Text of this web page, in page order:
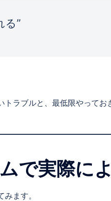
る”
ラブルと、最低限やって
で実際に
ます。